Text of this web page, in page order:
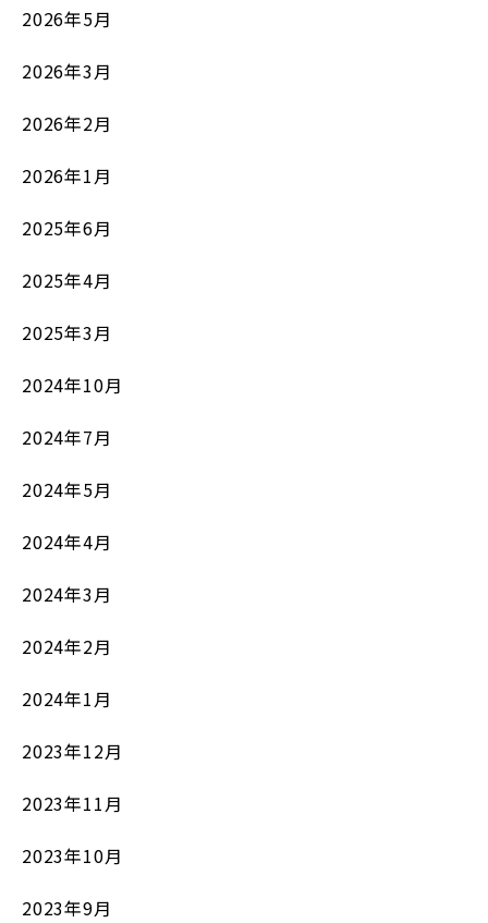
2026年5月
2026年3月
2026年2月
2026年1月
2025年6月
2025年4月
2025年3月
2024年10月
2024年7月
2024年5月
2024年4月
2024年3月
2024年2月
2024年1月
2023年12月
2023年11月
2023年10月
2023年9月